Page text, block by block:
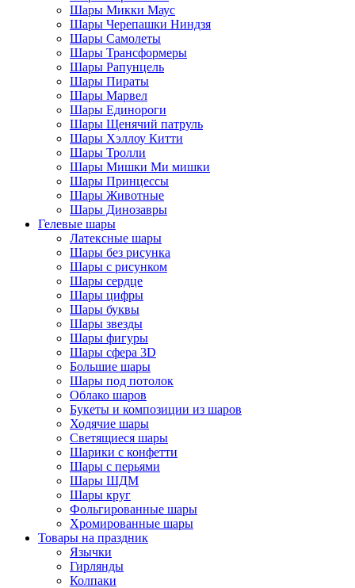
Шары Микки Маус
Шары Черепашки Ниндзя
Шары Самолеты
Шары Трансформеры
Шары Рапунцель
Шары Пираты
Шары Марвел
Шары Единороги
Шары Щенячий патруль
Шары Хэллоу Китти
Шары Тролли
Шары Мишки Ми мишки
Шары Принцессы
Шары Животные
Шары Динозавры
Гелевые шары
Латексные шары
Шары без рисунка
Шары с рисунком
Шары сердце
Шары цифры
Шары буквы
Шары звезды
Шары фигуры
Шары сфера 3D
Большие шары
Шары под потолок
Облако шаров
Букеты и композиции из шаров
Ходячие шары
Светящиеся шары
Шарики с конфетти
Шары с перьями
Шары ШДМ
Шары круг
Фольгированные шары
Хромированные шары
Товары на праздник
Язычки
Гирлянды
Колпаки